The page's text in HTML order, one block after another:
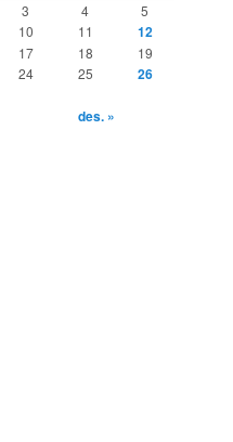
3 4
5
10 11 12
17 18
19
24 25 26
des. »